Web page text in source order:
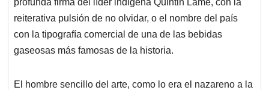
profunda firma del líder indígena Quintin Lame, con la
reiterativa pulsión de no olvidar, o el nombre del país
con la tipografía comercial de una de las bebidas
gaseosas más famosas de la historia.
El hombre sencillo del arte, como lo era el nazareno a la